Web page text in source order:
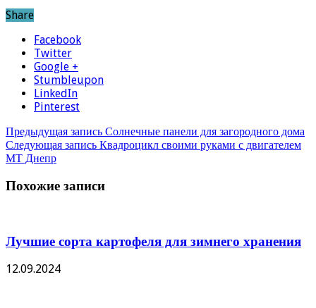
Share
Facebook
Twitter
Google +
Stumbleupon
LinkedIn
Pinterest
Предыдущая запись Солнечные панели для загородного дома
Следующая запись Квадроцикл своими руками с двигателем
МТ Днепр
Похожие записи
Лучшие сорта картофеля для зимнего хранения
12.09.2024